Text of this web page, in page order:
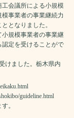
会議所による小規模
事業者の事業継続力
となりました。
規模事業者の事業継
定を受けることがで
けました。栃木県内
guideline.html
。